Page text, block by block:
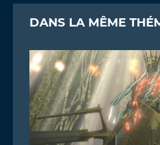
DANS LA MÊME